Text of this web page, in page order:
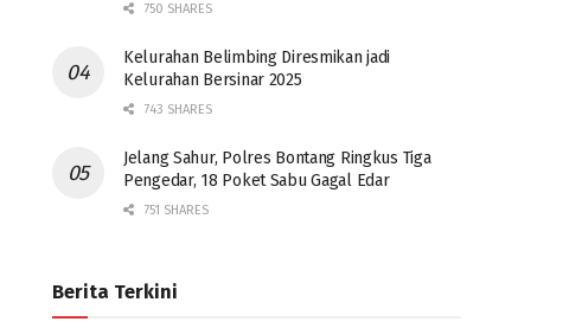
750 SHARES
Kelurahan Belimbing Diresmikan jadi
Kelurahan Bersinar 2025
743 SHARES
Jelang Sahur, Polres Bontang Ringkus Tiga
Pengedar, 18 Poket Sabu Gagal Edar
751 SHARES
Berita Terkini